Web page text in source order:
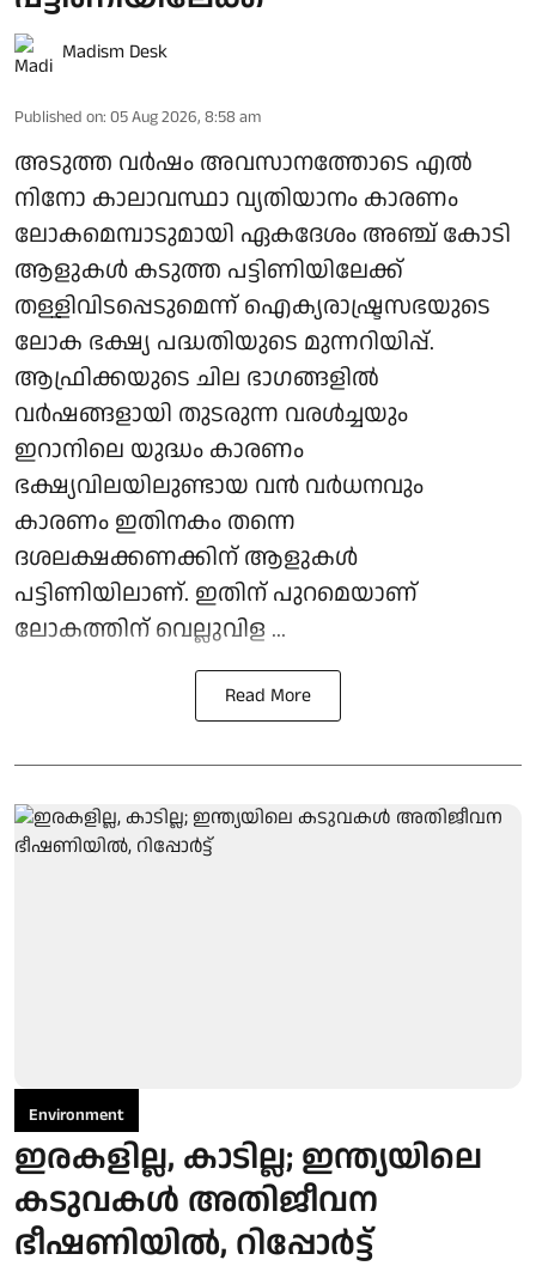
Madism Desk
Published on: 05 Aug 2026, 8:58 am
അടുത്ത വർഷം അവസാനത്തോടെ എൽ
നിനോ കാലാവസ്ഥാ വ്യതിയാനം കാരണം
ലോകമെമ്പാടുമായി ഏകദേശം അഞ്ച് കോടി
ആളുകൾ കടുത്ത പട്ടിണിയിലേക്ക്
തള്ളിവിടപ്പെടുമെന്ന് ഐക്യരാഷ്ട്രസഭയുടെ
ലോക ഭക്ഷ്യ പദ്ധതിയുടെ മുന്നറിയിപ്പ്.
ആഫ്രിക്കയുടെ ചില ഭാഗങ്ങളിൽ
വർഷങ്ങളായി തുടരുന്ന വരൾച്ചയും
ഇറാനിലെ യുദ്ധം കാരണം
ഭക്ഷ്യവിലയിലുണ്ടായ വൻ വർധനവും
കാരണം ഇതിനകം തന്നെ
ദശലക്ഷക്കണക്കിന് ആളുകൾ
പട്ടിണിയിലാണ്. ഇതിന് പുറമെയാണ്
ലോകത്തിന് വെല്ലുവിള ...
Read More
Environment
ഇരകളില്ല, കാടില്ല; ഇന്ത്യയിലെ
കടുവകള്‍ അതിജീവന
ഭീഷണിയില്‍, റിപ്പോര്‍ട്ട്